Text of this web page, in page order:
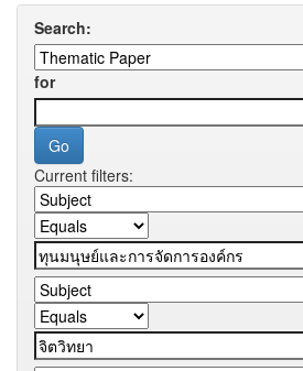
Search:
for
Current filters: